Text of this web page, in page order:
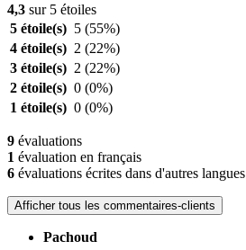
4,3 sur 5 étoiles
5 étoile(s) 5 (55%)
4 étoile(s) 2 (22%)
3 étoile(s) 2 (22%)
2 étoile(s) 0 (0%)
1 étoile(s) 0 (0%)
9 évaluations
1 évaluation en français
6 évaluations écrites dans d'autres langues
Afficher tous les commentaires-clients
Pachoud